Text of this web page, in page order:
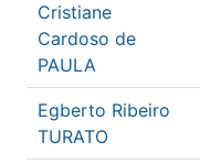
Cristiane
Cardoso de
PAULA
Egberto Ribeiro
TURATO